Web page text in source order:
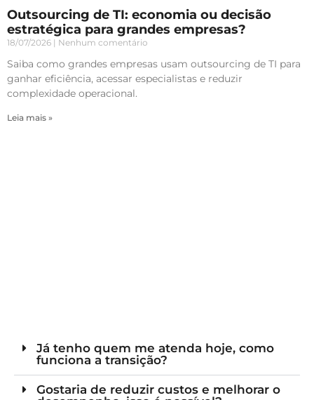
Outsourcing de TI: economia ou decisão
estratégica para grandes empresas?
18/07/2026 Nenhum comentário
Saiba como grandes empresas usam outsourcing de TI para
ganhar eficiência, acessar especialistas e reduzir
complexidade operacional.
Leia mais »
Já tenho quem me atenda hoje, como
funciona a transição?
Gostaria de reduzir custos e melhorar o